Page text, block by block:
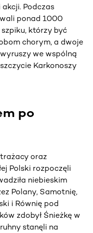
Podczas
ponad 1000
którzy być
chorym, a dwoje
we wspólną
Karkonoszy
po
oraz
Polski rozpoczęli
niebieskim
Polany, Samotnię,
i Równię pod
zdobył Śnieżkę w
stanęli na